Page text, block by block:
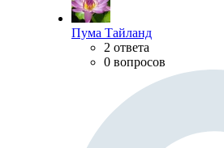
Пума Тайланд
2 ответа
0 вопросов